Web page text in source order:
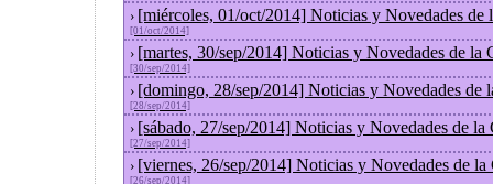
› [miércoles, 01/oct/2014] Noticias y Novedades de
[01/oct/2014]
› [martes, 30/sep/2014] Noticias y Novedades de la
[30/sep/2014]
› [domingo, 28/sep/2014] Noticias y Novedades de
[28/sep/2014]
› [sábado, 27/sep/2014] Noticias y Novedades de la
[27/sep/2014]
› [viernes, 26/sep/2014] Noticias y Novedades de la
[26/sep/2014]